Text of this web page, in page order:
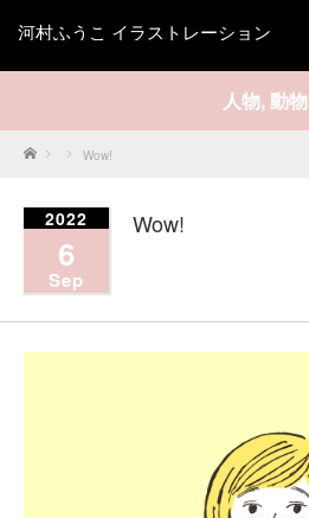
河村ふうこ イラストレーション
人物, 動物
Home Wow!
2022
6
Sep
Wow!